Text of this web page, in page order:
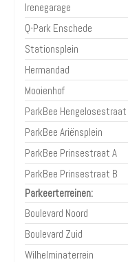
Irenegarage
Q-Park Enschede
Stationsplein
Hermandad
Mooienhof
ParkBee Hengelosestraat
ParkBee Ariënsplein
ParkBee Prinsestraat A
ParkBee Prinsestraat B
Parkeerterreinen:
Boulevard Noord
Boulevard Zuid
Wilhelminaterrein